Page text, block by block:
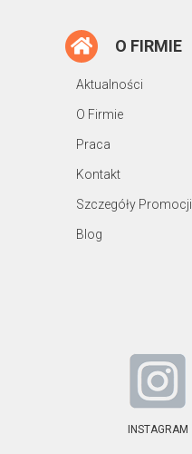
O FIRMIE
Aktualności
O Firmie
Praca
Kontakt
Szczegóły Promocji
Blog
INSTAGRAM